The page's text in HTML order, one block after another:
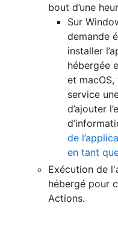
bout d’une
Sur
demande
installer
hébergée
et
service
d’ajouter
de
en tant
Exécution de
hébergé pour
Actions.